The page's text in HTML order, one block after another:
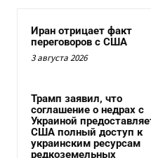
Иран отрицает факт
переговоров с США
3 августа 2026
Трамп заявил, что
соглашение о недрах с
Украиной
США полный доступ к
украинским ресурсам
редкоземельных